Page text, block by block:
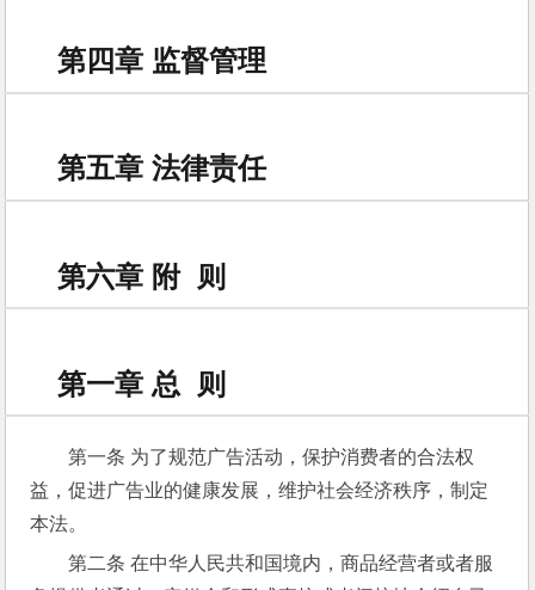
第四章 监督管理
第五章 法律责任
第六章 附 则
第一章 总 则
第一条 为了规范广告活动，保护消费者的合法权
益，促进广告业的健康发展，维护社会经济秩序，制定
本法。
第二条 在中华人民共和国境内，商品经营者或者服